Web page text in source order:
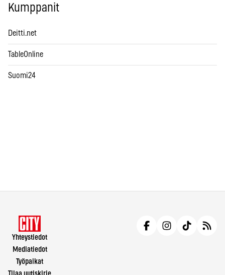
Kumppanit
Deitti.net
TableOnline
Suomi24
Yhteystiedot
Mediatiedot
Työpaikat